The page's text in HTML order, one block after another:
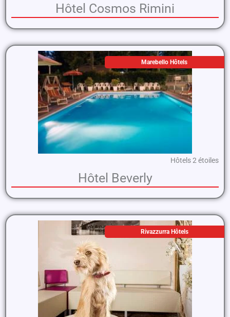
Hôtel Cosmos Rimini
Marebello Hôtels
Hôtels 2 étoiles
Hôtel Beverly
Rivazzurra Hôtels